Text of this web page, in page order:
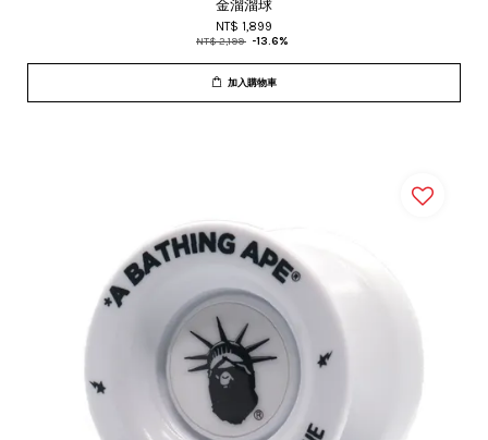
金溜溜球
NT$ 1,899
NT$ 2,199 -13.6%
加入購物車